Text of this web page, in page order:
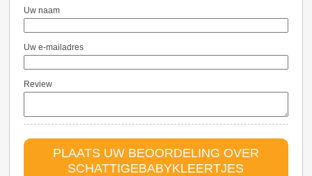
Uw naam
Uw e-mailadres
Review
PLAATS UW BEOORDELING OVER
SCHATTIGEBABYKLEERTJES